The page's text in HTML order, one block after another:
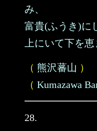
み、
富貴(ふうき)に
上にいて下を
（ 熊沢蕃山 ）
（ Kumazawa
28.